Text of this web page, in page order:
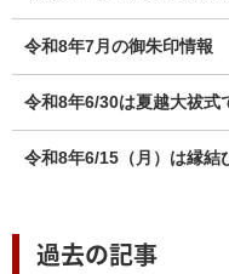
令和8年7月の御朱印情報
令和8年6/30は夏越大祓式
令和8年6/15（月）は縁結
過去の記事